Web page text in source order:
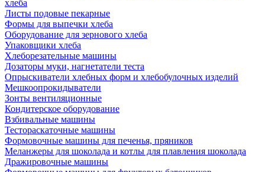
хлеба
Листы подовые пекарные
Формы для выпечки хлеба
Оборудование для зернового хлеба
Упаковщики хлеба
Хлеборезательные машины
Дозаторы муки, нагнетатели теста
Опрыскиватели хлебных форм и хлебобулочных изделий
Мешкоопрокидыватели
Зонты вентиляционные
Кондитерское оборудование
Взбивальные машины
Тестораскаточные машины
Формовочные машины для печенья, пряников
Меланжеры для шоколада и котлы для плавления шоколада
Дражировочные машины